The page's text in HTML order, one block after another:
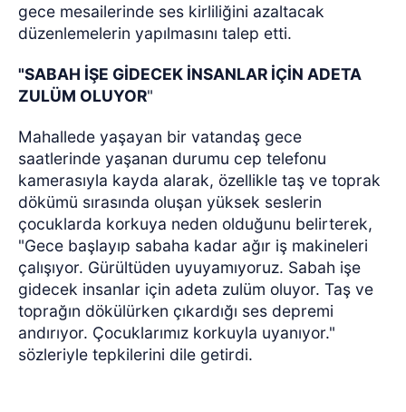
gece mesailerinde ses kirliliğini azaltacak
düzenlemelerin yapılmasını talep etti.
"SABAH İŞE GİDECEK İNSANLAR İÇİN ADETA
ZULÜM OLUYOR"
Mahallede yaşayan bir vatandaş gece
saatlerinde yaşanan durumu cep telefonu
kamerasıyla kayda alarak, özellikle taş ve toprak
dökümü sırasında oluşan yüksek seslerin
çocuklarda korkuya neden olduğunu belirterek,
"Gece başlayıp sabaha kadar ağır iş makineleri
çalışıyor. Gürültüden uyuyamıyoruz. Sabah işe
gidecek insanlar için adeta zulüm oluyor. Taş ve
toprağın dökülürken çıkardığı ses depremi
andırıyor. Çocuklarımız korkuyla uyanıyor."
sözleriyle tepkilerini dile getirdi.